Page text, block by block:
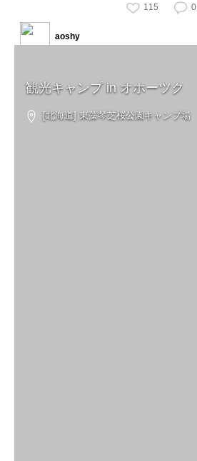
115 0
観光キャンプ in オホーツク
[北海道] 東藻琴芝桜公園キャンプ場
aoshy